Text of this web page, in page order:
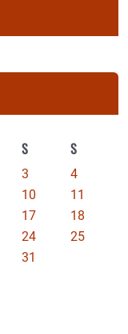
S S
3
4
10
11
17
18
24
25
31